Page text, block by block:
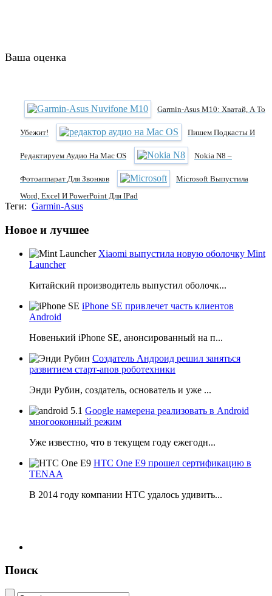
Ваша оценка
Garmin-Asus M10: Хватай, А То
Убежит! Пишем Подкасты И
Редактируем Аудио На Mac OS Nokia N8 –
Фотоаппарат Для Звонков
Microsoft Выпустила
Word, Excel И PowerPoint Для IPad
Теги: Garmin-Asus
Новое и лучшее
Xiaomi выпустила новую оболочку Mint
Launcher
Китайский производитель выпустил оболочк...
iPhone SE привлечет часть клиентов
Android
Новенький iPhone SE, анонсированный на п...
Создатель Андроид решил заняться
развитием старт-апов роботехники
Энди Рубин, создатель, основатель и уже ...
Google намерена реализовать в Android
многооконный режим
Уже известно, что в текущем году ежегодн...
HTC One E9 прошел сертификацию в
TENAA
В 2014 году компании НТС удалось удивить...
Поиск